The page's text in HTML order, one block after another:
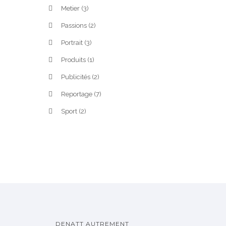
Metier (3)
Passions (2)
Portrait (3)
Produits (1)
Publicités (2)
Reportage (7)
Sport (2)
DENATT AUTREMENT